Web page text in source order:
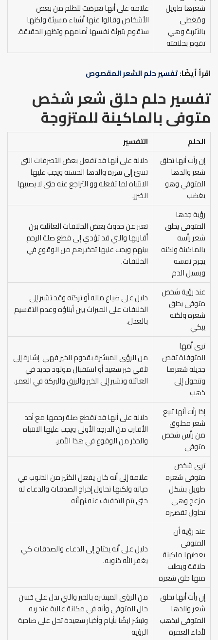
شعرها طويل
ومُغطى
بالأتربة وهي
تقوم بحلاقته
علامة على أنها تعرضت للظلم من بعض
الأشخاص وقالوا عنها أشياء مسيئة ولكنها
ستقوم بتبرئة نفسها أمامهم وتظهر الحقيقة.
اقرأ أيضًا:تفسير حلم الشعر المقصوص
تفسير حلم حلق شعر شخص
متوفى بالماكينة للمتزوجة
الحلم
التفسير
إن رأت أنها تحلق
شعر والدها
المتوفي وهو
يغضب
دلالة على أنها قد تفعل بعض التصرفات التي
تسئ إلى سيرة والدها الحسنة ويجب عليها
الانتباه لما تفعله وو التراجع عنه حتى لا يصيبها
الضرر.
رؤية جدها
المتوفى يحلق
شعر رأسه
بالماكينة ولكنه
يجرح نفسه
ويسيل الدم
تعبر عن حدوث بعض الخلافات العائلية بين
أقاربها والتي قد تؤدي إلى قطع صلة الرحم
بينهم ويجب عليها تحذيرهم من الوقوع في
الخلافات.
عند رؤية شخص
متوفى يحلق
شعره ولكنه
يبكي
دليل على ضياع ماله أو تركته وقد تشير إلى
الخلافات على الميراث بين أبناؤه وعدم التقسيم
بالعدل.
ترى أمها
المتوفاة تقص
جديلة شعرها
وتتحول إلى
ذهب
من الرؤى المبشرة بقدوم الخير فهي إشارة إلى
تلقي خبر سعيد أو استقبال مولود جديد في
العائلة وتشير إلى الخير والرزق والبركة في العمر.
إذا رأت أنها تبيع
شعر محلوق
من رأس شخص
متوفى
دلالة على أنها قد تقطع صلة رحمها مع أحد
الأقارب من الدرجة الأولى ويجب عليها الانتباه
والحذر من الوقوع في هذا الأمر.
ترى شخص
متوفى شعره
طويل بشكل
مزعج وهي
تحاول تقصيره
علامة إلى أنه كان يفعل الكثير من الذنوب في
حياته ولكنها تحاول إخراج الصدقات والدعاء له
حتى يتم التخفيف عنه.نهأنه
عند رؤية أن
المتوفى
يعطيها ماكينة
حلاقة ويطلب
منها حلق شعره
دليل على أنه يحتاج إلى الدعاء والصدقات كي
يغفر الله ذنوبه.
إن رأت أنها تحلق
شعر والدها
المتوفى ليذهب
لأداء العمرة
من الرؤى المبشرة بالخير والتي تدل على حُسن
حال المتوفى وأنه في مكانة عالية عند ربه
وتبشر ايضًا بأيام وأخبار سعيدة تحل على صاحبة
الرؤية